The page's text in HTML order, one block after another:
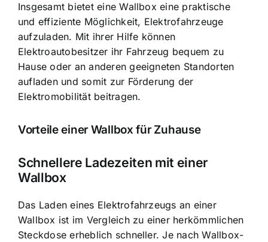
Insgesamt bietet eine Wallbox eine praktische
und effiziente Möglichkeit, Elektrofahrzeuge
aufzuladen. Mit ihrer Hilfe können
Elektroautobesitzer ihr Fahrzeug bequem zu
Hause oder an anderen geeigneten Standorten
aufladen und somit zur Förderung der
Elektromobilität beitragen.
Vorteile einer Wallbox für Zuhause
Schnellere Ladezeiten mit einer
Wallbox
Das Laden eines Elektrofahrzeugs an einer
Wallbox ist im Vergleich zu einer herkömmlichen
Steckdose erheblich schneller. Je nach Wallbox-